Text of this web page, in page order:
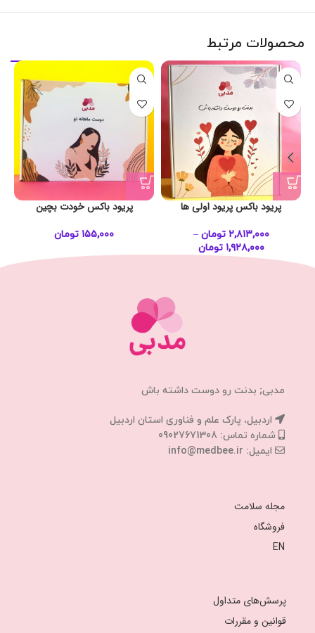
محصولات مرتبط
پریود باکس پریود اولی ها
۲,۸۱۳,۰۰۰ تومان –
۱,۹۲۸,۰۰۰ تومان
پریود باکس خودت بچین
۱۵۵,۰۰۰ تومان
مدبی; بدنت رو دوست داشته باش
اردبیل، پارک علم و فناوری استان اردبیل
شماره تماس: 09027671308
ایمیل: info@medbee.ir
مجله سلامت
فروشگاه
EN
پرسش‌های متداول
قوانین و مقررات